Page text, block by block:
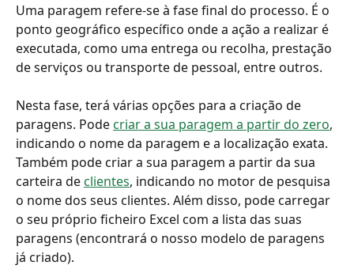
Uma paragem refere-se à fase final do processo. É o
ponto geográfico específico onde a ação a realizar é
executada, como uma entrega ou recolha, prestação
de serviços ou transporte de pessoal, entre outros.
Nesta fase, terá várias opções para a criação de
paragens. Pode criar a sua paragem a partir do zero,
indicando o nome da paragem e a localização exata.
Também pode criar a sua paragem a partir da sua
carteira de clientes, indicando no motor de pesquisa
o nome dos seus clientes. Além disso, pode carregar
o seu próprio ficheiro Excel com a lista das suas
paragens (encontrará o nosso modelo de paragens
já criado).